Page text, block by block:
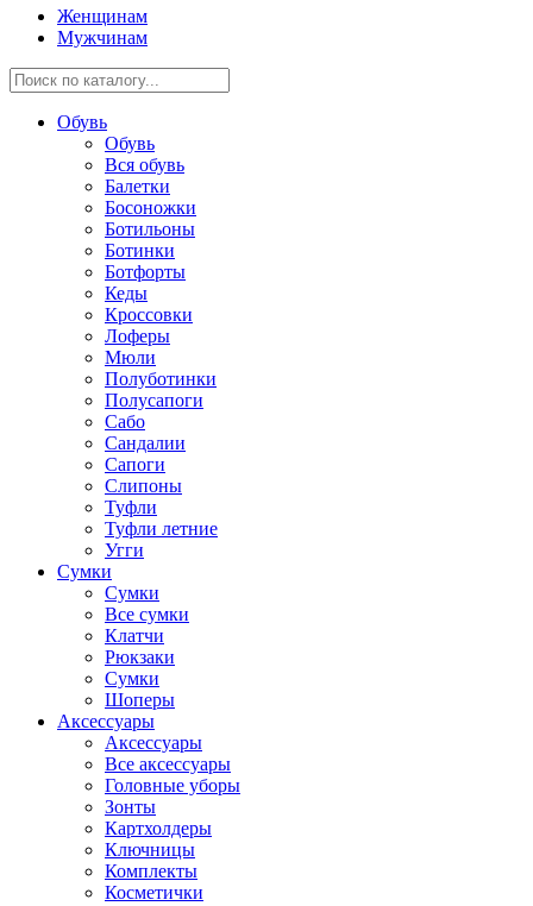
Женщинам
Мужчинам
Обувь
Обувь
Вся обувь
Балетки
Босоножки
Ботильоны
Ботинки
Ботфорты
Кеды
Кроссовки
Лоферы
Мюли
Полуботинки
Полусапоги
Сабо
Сандалии
Сапоги
Слипоны
Туфли
Туфли летние
Угги
Сумки
Сумки
Все сумки
Клатчи
Рюкзаки
Сумки
Шоперы
Аксессуары
Аксессуары
Все аксессуары
Головные уборы
Зонты
Картхолдеры
Ключницы
Комплекты
Косметички